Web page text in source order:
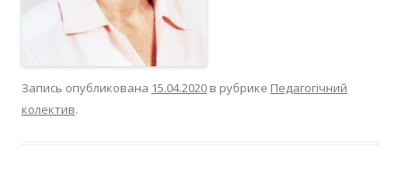
Запись опубликована 15.04.2020 в рубрике Педагогічний
колектив.